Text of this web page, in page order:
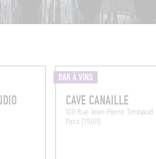
BAR À VINS
CAVE CANAILLE
100 Rue Jean-Pierre Timbaud
Paris (75011)